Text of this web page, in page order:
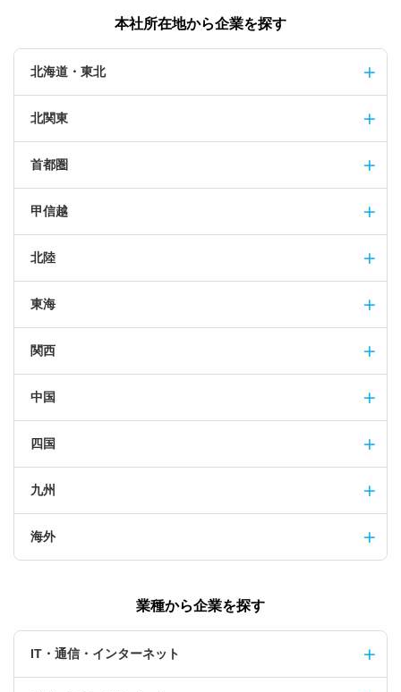
本社所在地から企業を探す
北海道・東北
北関東
首都圏
甲信越
北陸
東海
関西
中国
四国
九州
海外
業種から企業を探す
IT・通信・インターネット